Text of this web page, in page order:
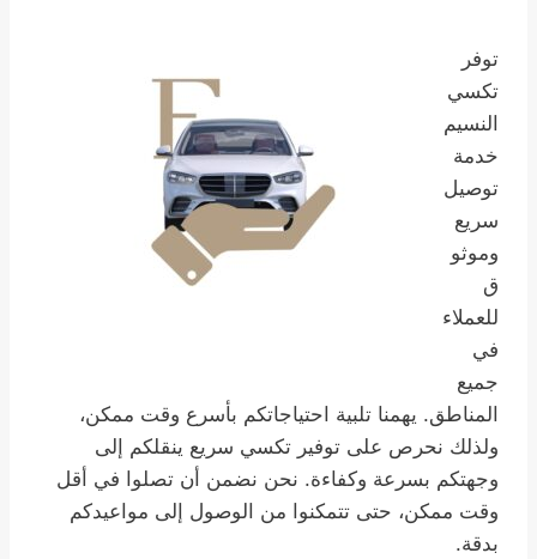
توفر
تكسي
النسيم
خدمة
توصيل
سريع
وموثو
ق
للعملاء
في
جميع
المناطق. يهمنا تلبية احتياجاتكم بأسرع وقت ممكن،
ولذلك نحرص على توفير تكسي سريع ينقلكم إلى
وجهتكم بسرعة وكفاءة. نحن نضمن أن تصلوا في أقل
وقت ممكن، حتى تتمكنوا من الوصول إلى مواعيدكم
بدقة.